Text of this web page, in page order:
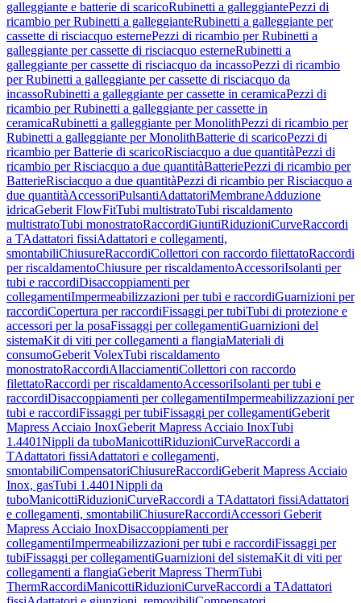
galleggiante e batterie di scaricoRubinetti a galleggiantePezzi di
ricambio per Rubinetti a galleggianteRubinetti a galleggiante per
cassette di risciacquo esternePezzi di ricambio per Rubinetti a
galleggiante per cassette di risciacquo esterneRubinetti a
galleggiante per cassette di risciacquo da incassoPezzi di ricambio
per Rubinetti a galleggiante per cassette di risciacquo da
incassoRubinetti a galleggiante per cassette in ceramicaPezzi di
ricambio per Rubinetti a galleggiante per cassette in
ceramicaRubinetti a galleggiante per MonolithPezzi di ricambio per
Rubinetti a galleggiante per MonolithBatterie di scaricoPezzi di
ricambio per Batterie di scaricoRisciacquo a due quantitàPezzi di
ricambio per Risciacquo a due quantitàBatteriePezzi di ricambio per
BatterieRisciacquo a due quantitàPezzi di ricambio per Risciacquo a
due quantitàAccessoriPulsantiAdattatoriMembraneAdduzione
idricaGeberit FlowFitTubi multistratoTubi riscaldamento
multistratoTubi monostratoRaccordiGiuntiRiduzioniCurveRaccordi
a TAdattatori fissiAdattatori e collegamenti,
smontabiliChiusureRaccordiCollettori con raccordo filettatoRaccordi
per riscaldamentoChiusure per riscaldamentoAccessoriIsolanti per
tubi e raccordiDisaccoppiamenti per
collegamentiImpermeabilizzazioni per tubi e raccordiGuarnizioni per
raccordiCopertura per raccordiFissaggi per tubiTubi di protezione e
accessori per la posaFissaggi per collegamentiGuarnizioni del
sistemaKit di viti per collegamenti a flangiaMateriali di
consumoGeberit VolexTubi riscaldamento
monostratoRaccordiAllacciamentiCollettori con raccordo
filettatoRaccordi per riscaldamentoAccessoriIsolanti per tubi e
raccordiDisaccoppiamenti per collegamentiImpermeabilizzazioni per
tubi e raccordiFissaggi per tubiFissaggi per collegamentiGeberit
Mapress Acciaio InoxGeberit Mapress Acciaio InoxTubi
1.4401Nippli da tuboManicottiRiduzioniCurveRaccordi a
TAdattatori fissiAdattatori e collegamenti,
smontabiliCompensatoriChiusureRaccordiGeberit Mapress Acciaio
Inox, gasTubi 1.4401Nippli da
tuboManicottiRiduzioniCurveRaccordi a TAdattatori fissiAdattatori
e collegamenti, smontabiliChiusureRaccordiAccessori Geberit
Mapress Acciaio InoxDisaccoppiamenti per
collegamentiImpermeabilizzazioni per tubi e raccordiFissaggi per
tubiFissaggi per collegamentiGuarnizioni del sistemaKit di viti per
collegamenti a flangiaGeberit Mapress ThermTubi
ThermRaccordiManicottiRiduzioniCurveRaccordi a TAdattatori